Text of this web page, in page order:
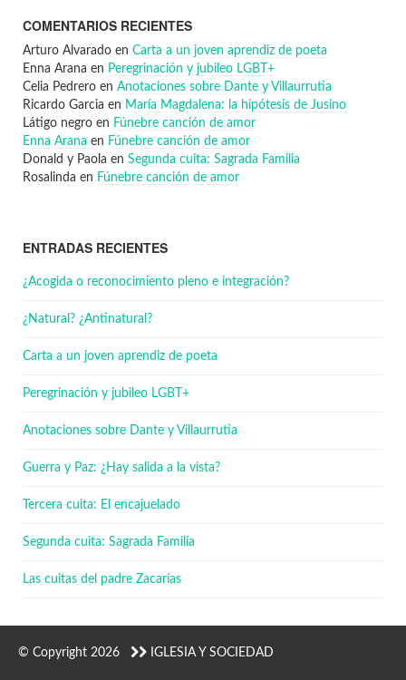
COMENTARIOS RECIENTES
Arturo Alvarado en Carta a un joven aprendiz de poeta
Enna Arana en Peregrinación y jubileo LGBT+
Celia Pedrero en Anotaciones sobre Dante y Villaurrutia
Ricardo Garcia en María Magdalena: la hipótesis de Jusino
Látigo negro en Fúnebre canción de amor
Enna Arana en Fúnebre canción de amor
Donald y Paola en Segunda cuita: Sagrada Familia
Rosalinda en Fúnebre canción de amor
ENTRADAS RECIENTES
¿Acogida o reconocimiento pleno e integración?
¿Natural? ¿Antinatural?
Carta a un joven aprendiz de poeta
Peregrinación y jubileo LGBT+
Anotaciones sobre Dante y Villaurrutia
Guerra y Paz: ¿Hay salida a la vista?
Tercera cuita: El encajuelado
Segunda cuita: Sagrada Familia
Las cuitas del padre Zacarías
© Copyright 2026 IGLESIA Y SOCIEDAD